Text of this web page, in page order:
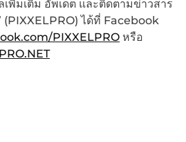
พิ่มเติม อัพเดต และติดตามข่าวสาร
(PIXXELPRO) ได้ที่ Facebook
PIXXELPRO หรือ